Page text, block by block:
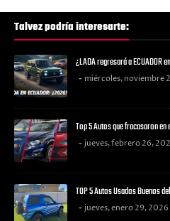
Talvez podría interesarte:
¿LADA regresará a ECUADOR
miércoles, noviembre
Top 5 Autos que fracasaron
jueves, febrero 26,
TOP 5 Autos Usados Buenos
jueves, enero 29, 2026